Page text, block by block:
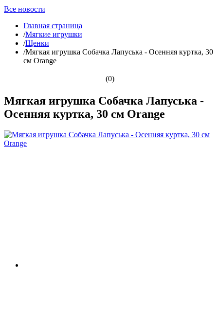
Все новости
Главная страница
/Мягкие игрушки
/Щенки
/Мягкая игрушка Собачка Лапуська - Осенняя куртка, 30
см Orange
(0)
Мягкая игрушка Собачка Лапуська -
Осенняя куртка, 30 см Orange